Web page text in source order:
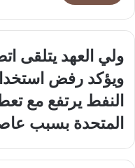
ولي
العهد
يتلقى
اتصالًا
من
الرئيس
ولي العهد يتلقى
ويؤكد رفض
النفط
مع
النفط يرتفع مع
المتحدة بسبب